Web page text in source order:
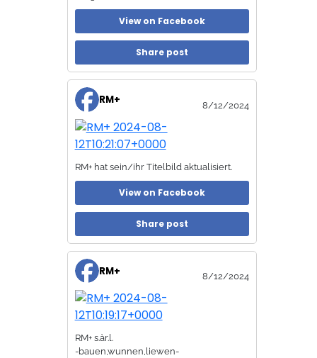
View on Facebook
Share post
RM+ 8/12/2024
RM+ hat sein/ihr Titelbild aktualisiert.
View on Facebook
Share post
RM+ 8/12/2024
RM+ s.àr.l.
-bauen,wunnen,liewen-